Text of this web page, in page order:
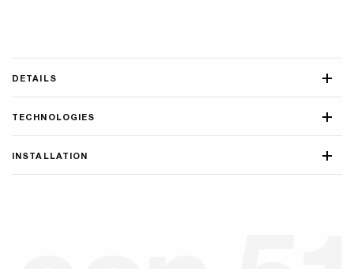
DETAILS
TECHNOLOGIES
INSTALLATION